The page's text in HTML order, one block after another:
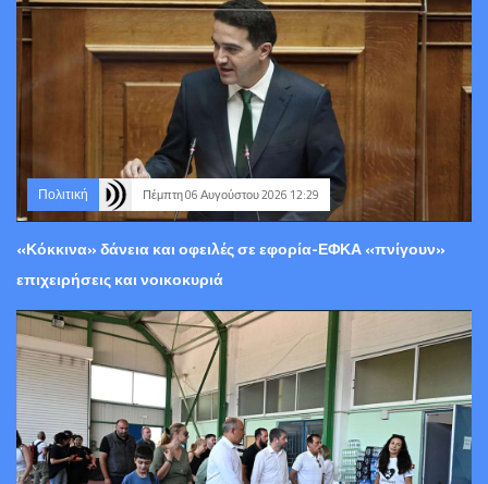
Πολιτική Πέμπτη 06 Αυγούστου 2026 12:29
«Κόκκινα» δάνεια και οφειλές σε εφορία-ΕΦΚΑ «πνίγουν»
επιχειρήσεις και νοικοκυριά